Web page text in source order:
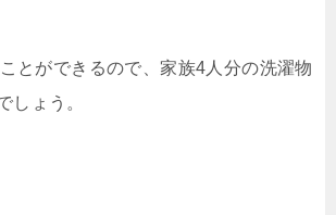
とができるので、家族4人分の洗濯物
しょう。